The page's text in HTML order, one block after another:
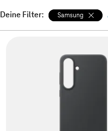
Deine Filter: Samsung